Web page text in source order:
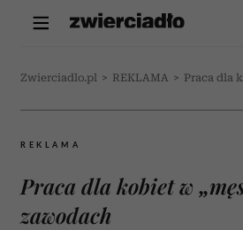
Zwierciadlo.pl > REKLAMA > Praca dla
REKLAMA
Praca dla kobiet w
zawodach